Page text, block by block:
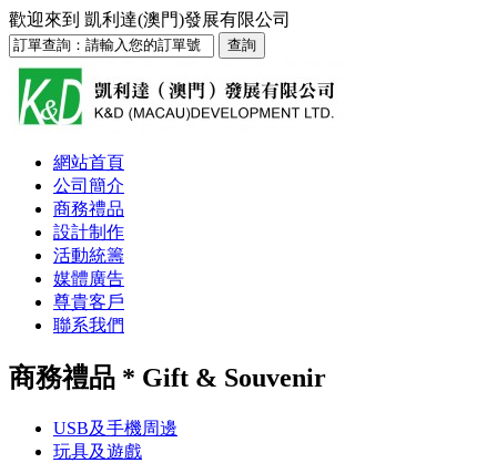
歡迎來到 凱利達(澳門)發展有限公司
網站首頁
公司簡介
商務禮品
設計制作
活動統籌
媒體廣告
尊貴客戶
聯系我們
商務禮品 * Gift & Souvenir
USB及手機周邊
玩具及遊戲